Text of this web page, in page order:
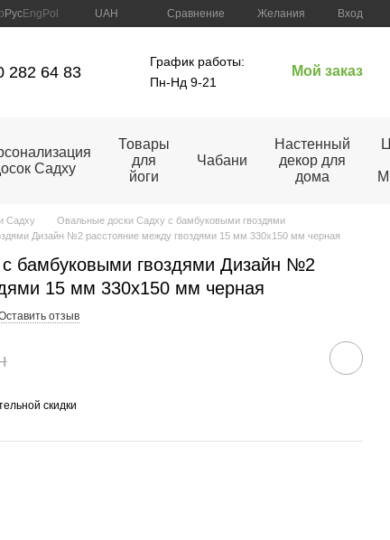
РусEng Pol UAH Сравнение Желания Вход
282 64 83
График работы:
Пн-Нд 9-21
Мой заказ
Садху
Товары
для
йоги
Чабани
Настенный
декор для
дома
Садху
Овальные доски Садху с бамбуковыми гвоздями
Дизайн №2 расстояние между гвоздями 15 мм 330х150 мм черная
бамбуковыми гвоздями Дизайн №2
15 мм 330х150 мм черная
отзыв
скидки